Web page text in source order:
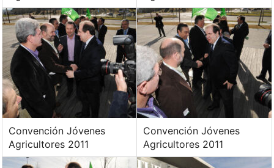
Convención Jóvenes
Agricultores 2011
Convención Jóvenes
Agricultores 2011